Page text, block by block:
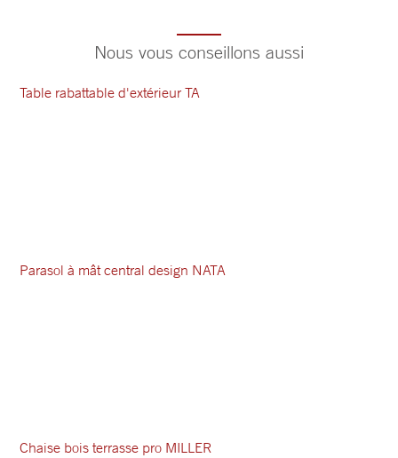
Nous vous conseillons aussi
Table rabattable d'extérieur TA
Parasol à mât central design NATA
Chaise bois terrasse pro MILLER